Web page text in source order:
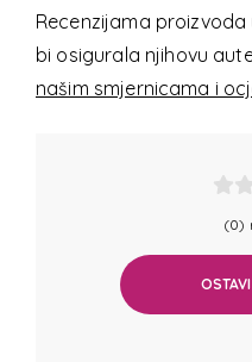
Recenzijama
bi osigurala njihovu
našim smjernicama i
(0)